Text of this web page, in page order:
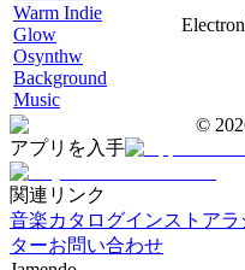
Warm Indie
Glow
Osynthw
Background
Music
©
アプリを入手
関連リンク
音楽カタログインストアラ
ターお問い合わせ